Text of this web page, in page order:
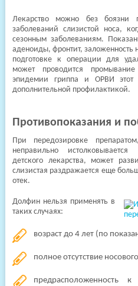
Лекарство можно без боязни
заболеваний слизистой носа,
сезонным заболеваниям.
аденоиды, фронтит, заложенность
подготовке к операции для
может проводится
эпидемии гриппа и ОРВИ этот
дополнительной профилактикой.
Противопоказания и
При передозировке
неправильно
детского лекарства, может
слизистая раздражается еще
отек.
Долфин нельзя применять в
таких случаях:
возраст до 4 лет (по
полное отсутствие
предрасположенность